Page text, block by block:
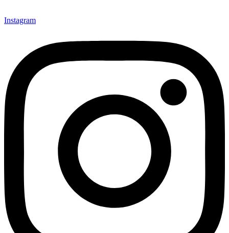
Instagram